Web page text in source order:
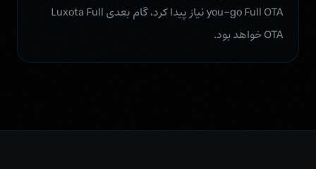
you-go Full OTA نیاز پیدا کرد، گام بعدی Luxota Full
OTA خواهد بود.